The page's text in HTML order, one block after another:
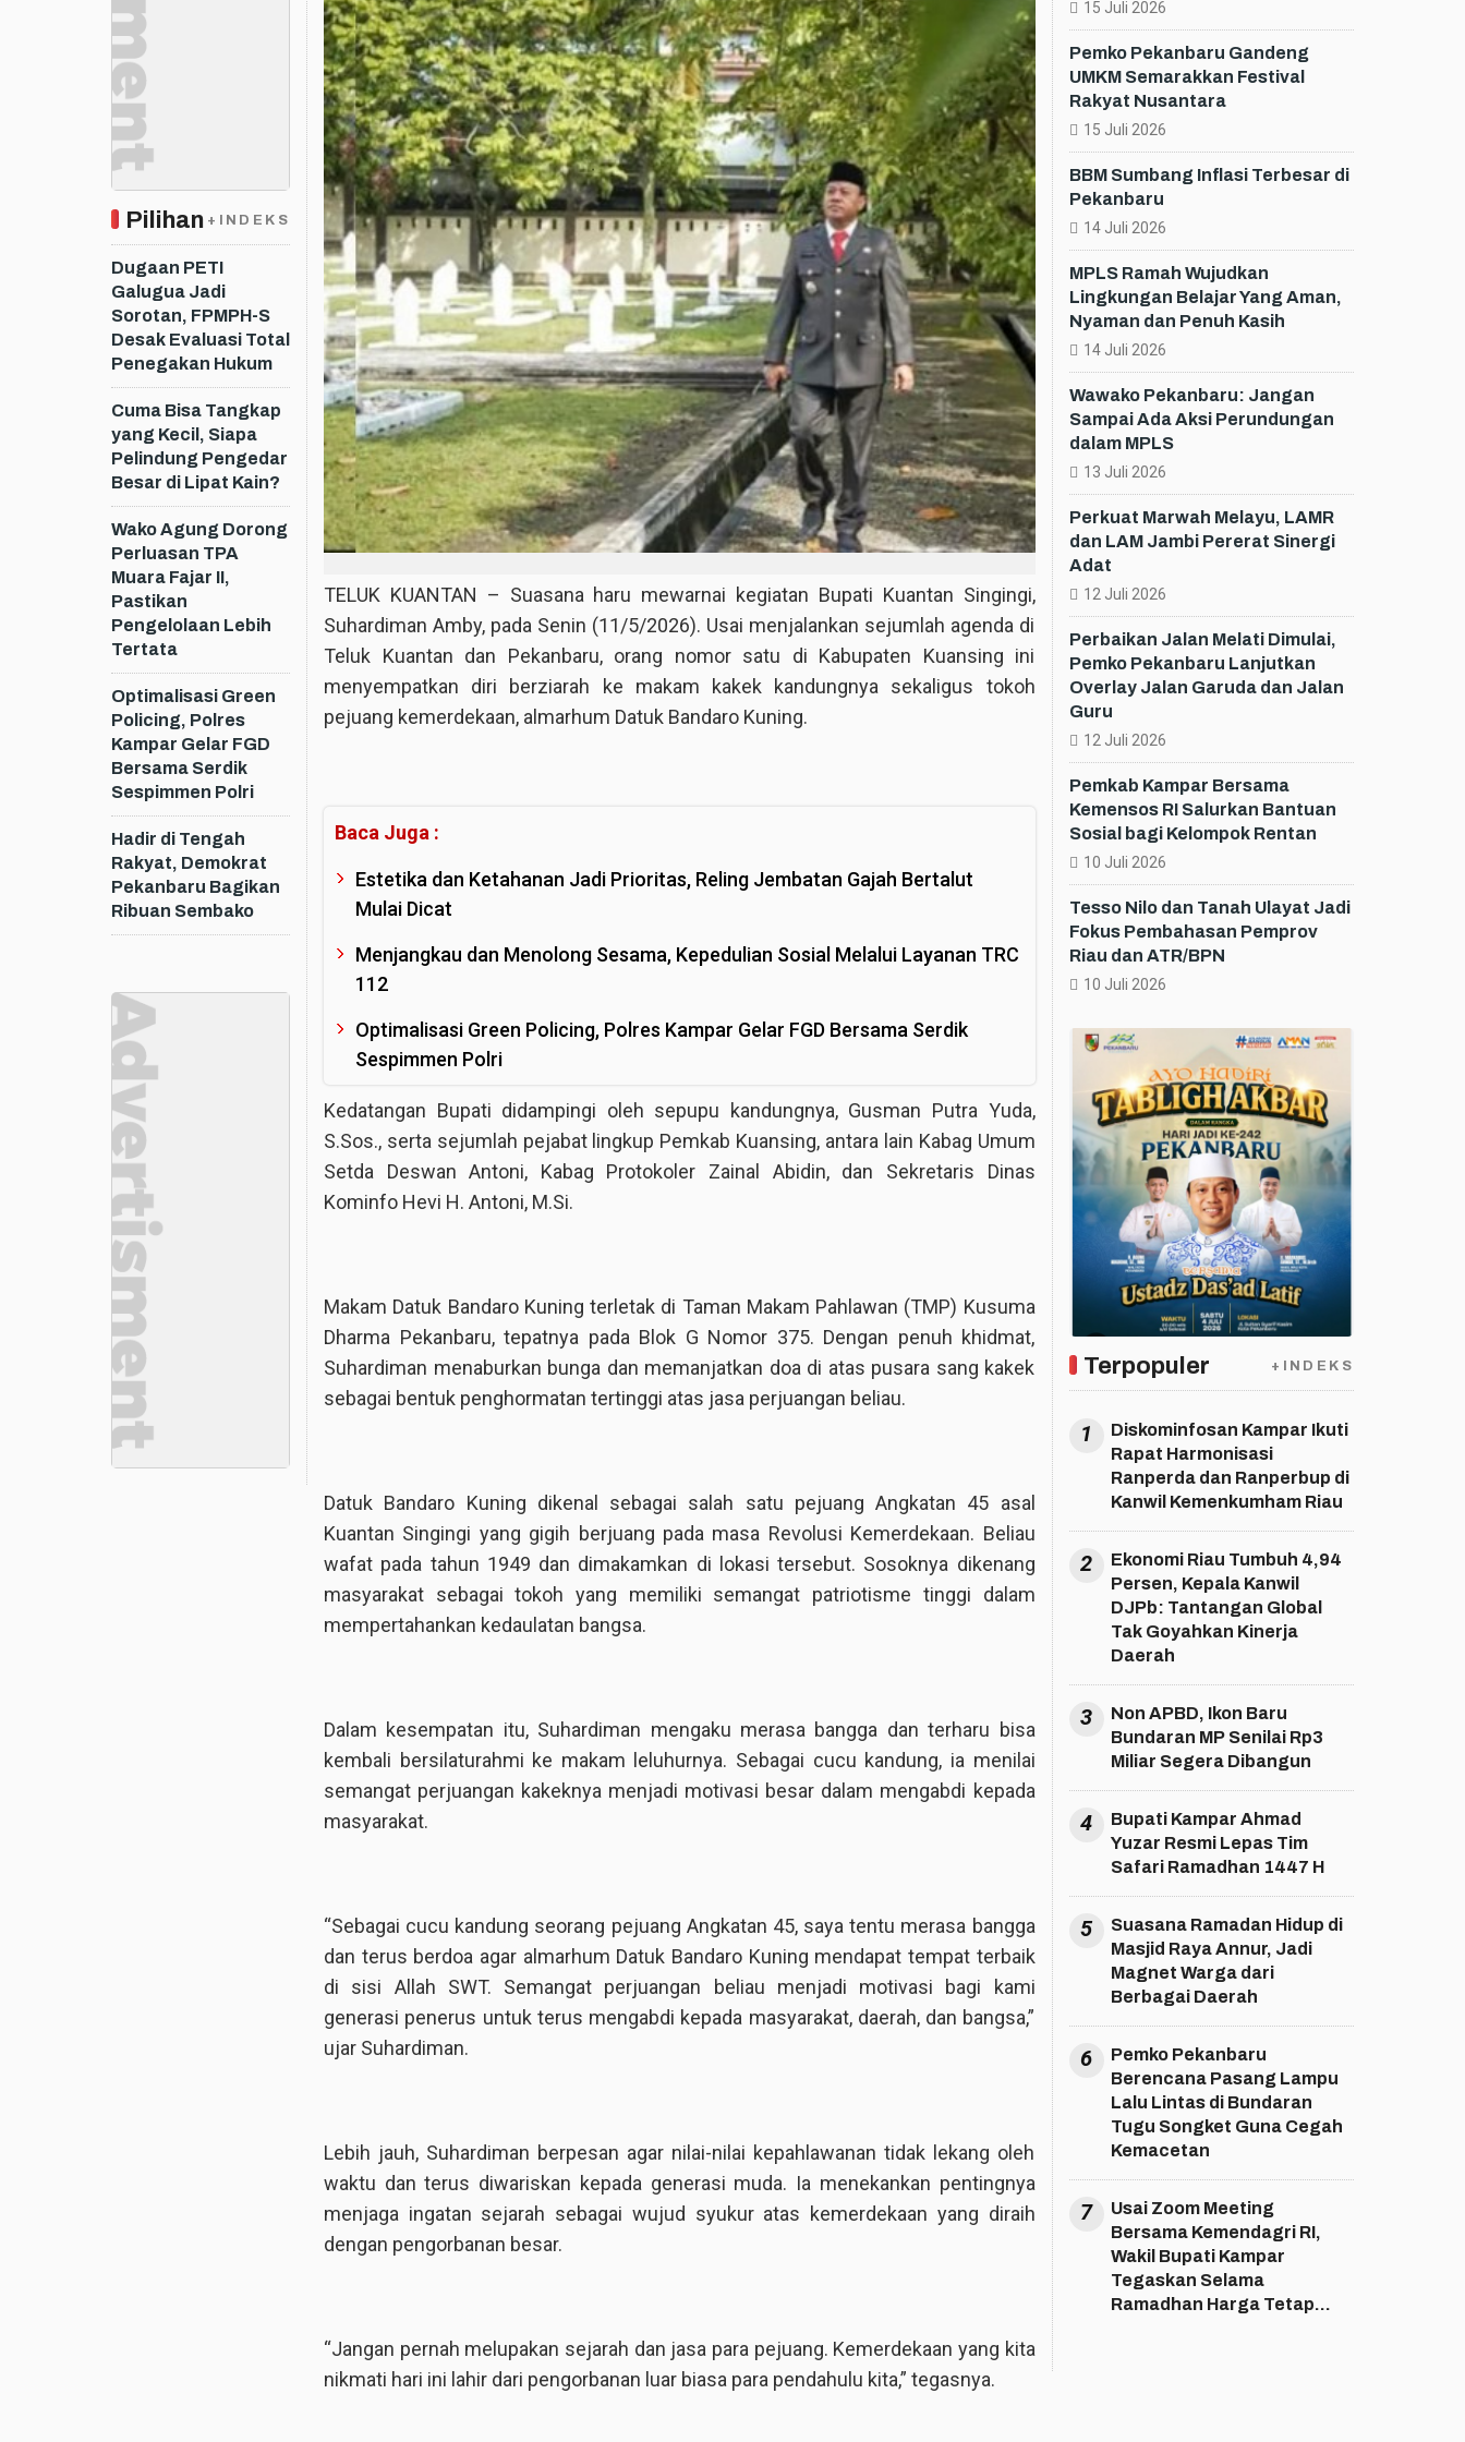
Pilihan +INDEKS
Dugaan PETI
Galugua Jadi
Sorotan, FPMPH-S
Desak Evaluasi Total
Penegakan Hukum
Cuma Bisa Tangkap
yang Kecil, Siapa
Pelindung Pengedar
Besar di Lipat Kain?
Wako Agung Dorong
Perluasan TPA
Muara Fajar II,
Pastikan
Pengelolaan Lebih
Tertata
Optimalisasi Green
Policing, Polres
Kampar Gelar FGD
Bersama Serdik
Sespimmen Polri
Hadir di Tengah
Rakyat, Demokrat
Pekanbaru Bagikan
Ribuan Sembako
TELUK KUANTAN – Suasana haru mewarnai kegiatan Bupati Kuantan Singingi,
Suhardiman Amby, pada Senin (11/5/2026). Usai menjalankan sejumlah agenda di
Teluk Kuantan dan Pekanbaru, orang nomor satu di Kabupaten Kuansing ini
menyempatkan diri berziarah ke makam kakek kandungnya sekaligus tokoh
pejuang kemerdekaan, almarhum Datuk Bandaro Kuning.
Baca Juga :
Estetika dan Ketahanan Jadi Prioritas, Reling Jembatan Gajah Bertalut
Mulai Dicat
Menjangkau dan Menolong Sesama, Kepedulian Sosial Melalui Layanan TRC
112
Optimalisasi Green Policing, Polres Kampar Gelar FGD Bersama Serdik
Sespimmen Polri
Kedatangan Bupati didampingi oleh sepupu kandungnya, Gusman Putra Yuda,
S.Sos., serta sejumlah pejabat lingkup Pemkab Kuansing, antara lain Kabag Umum
Setda Deswan Antoni, Kabag Protokoler Zainal Abidin, dan Sekretaris Dinas
Kominfo Hevi H. Antoni, M.Si.
Makam Datuk Bandaro Kuning terletak di Taman Makam Pahlawan (TMP) Kusuma
Dharma Pekanbaru, tepatnya pada Blok G Nomor 375. Dengan penuh khidmat,
Suhardiman menaburkan bunga dan memanjatkan doa di atas pusara sang kakek
sebagai bentuk penghormatan tertinggi atas jasa perjuangan beliau.
Datuk Bandaro Kuning dikenal sebagai salah satu pejuang Angkatan 45 asal
Kuantan Singingi yang gigih berjuang pada masa Revolusi Kemerdekaan. Beliau
wafat pada tahun 1949 dan dimakamkan di lokasi tersebut. Sosoknya dikenang
masyarakat sebagai tokoh yang memiliki semangat patriotisme tinggi dalam
mempertahankan kedaulatan bangsa.
Dalam kesempatan itu, Suhardiman mengaku merasa bangga dan terharu bisa
kembali bersilaturahmi ke makam leluhurnya. Sebagai cucu kandung, ia menilai
semangat perjuangan kakeknya menjadi motivasi besar dalam mengabdi kepada
masyarakat.
“Sebagai cucu kandung seorang pejuang Angkatan 45, saya tentu merasa bangga
dan terus berdoa agar almarhum Datuk Bandaro Kuning mendapat tempat terbaik
di sisi Allah SWT. Semangat perjuangan beliau menjadi motivasi bagi kami
generasi penerus untuk terus mengabdi kepada masyarakat, daerah, dan bangsa,”
ujar Suhardiman.
Lebih jauh, Suhardiman berpesan agar nilai-nilai kepahlawanan tidak lekang oleh
waktu dan terus diwariskan kepada generasi muda. Ia menekankan pentingnya
menjaga ingatan sejarah sebagai wujud syukur atas kemerdekaan yang diraih
dengan pengorbanan besar.
“Jangan pernah melupakan sejarah dan jasa para pejuang. Kemerdekaan yang kita
nikmati hari ini lahir dari pengorbanan luar biasa para pendahulu kita,” tegasnya.
15 Juli 2026
Pemko Pekanbaru Gandeng
UMKM Semarakkan Festival
Rakyat Nusantara
15 Juli 2026
BBM Sumbang Inflasi Terbesar di
Pekanbaru
14 Juli 2026
MPLS Ramah Wujudkan
Lingkungan Belajar Yang Aman,
Nyaman dan Penuh Kasih
14 Juli 2026
Wawako Pekanbaru: Jangan
Sampai Ada Aksi Perundungan
dalam MPLS
13 Juli 2026
Perkuat Marwah Melayu, LAMR
dan LAM Jambi Pererat Sinergi
Adat
12 Juli 2026
Perbaikan Jalan Melati Dimulai,
Pemko Pekanbaru Lanjutkan
Overlay Jalan Garuda dan Jalan
Guru
12 Juli 2026
Pemkab Kampar Bersama
Kemensos RI Salurkan Bantuan
Sosial bagi Kelompok Rentan
10 Juli 2026
Tesso Nilo dan Tanah Ulayat Jadi
Fokus Pembahasan Pemprov
Riau dan ATR/BPN
10 Juli 2026
Terpopuler +INDEKS
1
Diskominfosan Kampar Ikuti
Rapat Harmonisasi
Ranperda dan Ranperbup di
Kanwil Kemenkumham Riau
2
Ekonomi Riau Tumbuh 4,94
Persen, Kepala Kanwil
DJPb: Tantangan Global
Tak Goyahkan Kinerja
Daerah
3
Non APBD, Ikon Baru
Bundaran MP Senilai Rp3
Miliar Segera Dibangun
4
Bupati Kampar Ahmad
Yuzar Resmi Lepas Tim
Safari Ramadhan 1447 H
5
Suasana Ramadan Hidup di
Masjid Raya Annur, Jadi
Magnet Warga dari
Berbagai Daerah
6
Pemko Pekanbaru
Berencana Pasang Lampu
Lalu Lintas di Bundaran
Tugu Songket Guna Cegah
Kemacetan
7
Usai Zoom Meeting
Bersama Kemendagri RI,
Wakil Bupati Kampar
Tegaskan Selama
Ramadhan Harga Tetap